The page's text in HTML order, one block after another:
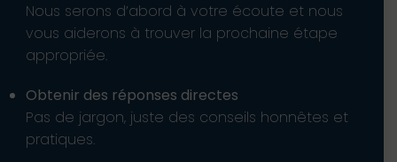
Nous serons d’abord à votre écoute et nous
vous aiderons à trouver la prochaine étape
appropriée.
Obtenir des réponses directes
Pas de jargon, juste des conseils honnêtes et
pratiques.